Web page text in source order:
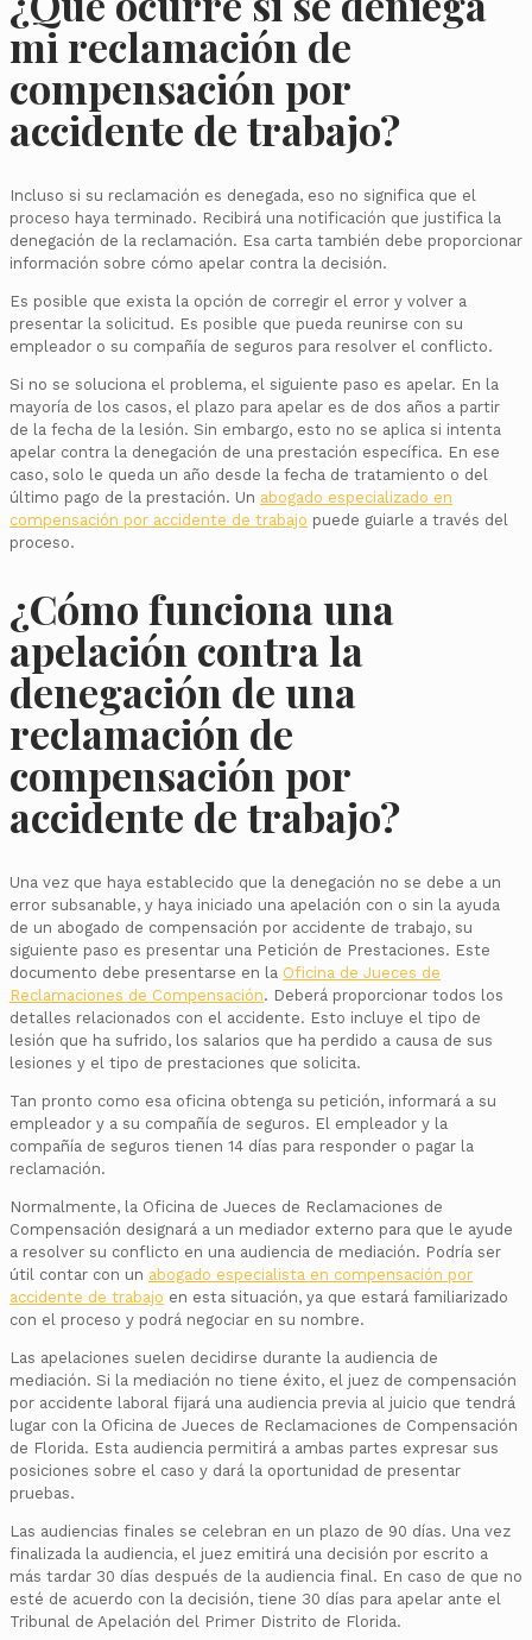
mi reclamación de
compensación por
accidente de trabajo?
Incluso si su reclamación es denegada, eso no significa que el
proceso haya terminado. Recibirá una notificación que justifica la
denegación de la reclamación. Esa carta también debe proporcionar
información sobre cómo apelar contra la decisión.
Es posible que exista la opción de corregir el error y volver a
presentar la solicitud. Es posible que pueda reunirse con su
empleador o su compañía de seguros para resolver el conflicto.
Si no se soluciona el problema, el siguiente paso es apelar. En la
mayoría de los casos, el plazo para apelar es de dos años a partir
de la fecha de la lesión. Sin embargo, esto no se aplica si intenta
apelar contra la denegación de una prestación específica. En ese
caso, solo le queda un año desde la fecha de tratamiento o del
último pago de la prestación. Un abogado especializado en
compensación por accidente de trabajo puede guiarle a través del
proceso.
¿Cómo funciona una
apelación contra la
denegación de una
reclamación de
compensación por
accidente de trabajo?
Una vez que haya establecido que la denegación no se debe a un
error subsanable, y haya iniciado una apelación con o sin la ayuda
de un abogado de compensación por accidente de trabajo, su
siguiente paso es presentar una Petición de Prestaciones. Este
documento debe presentarse en la Oficina de Jueces de
Reclamaciones de Compensación. Deberá proporcionar todos los
detalles relacionados con el accidente. Esto incluye el tipo de
lesión que ha sufrido, los salarios que ha perdido a causa de sus
lesiones y el tipo de prestaciones que solicita.
Tan pronto como esa oficina obtenga su petición, informará a su
empleador y a su compañía de seguros. El empleador y la
compañía de seguros tienen 14 días para responder o pagar la
reclamación.
Normalmente, la Oficina de Jueces de Reclamaciones de
Compensación designará a un mediador externo para que le ayude
a resolver su conflicto en una audiencia de mediación. Podría ser
útil contar con un abogado especialista en compensación por
accidente de trabajo en esta situación, ya que estará familiarizado
con el proceso y podrá negociar en su nombre.
Las apelaciones suelen decidirse durante la audiencia de
mediación. Si la mediación no tiene éxito, el juez de compensación
por accidente laboral fijará una audiencia previa al juicio que tendrá
lugar con la Oficina de Jueces de Reclamaciones de Compensación
de Florida. Esta audiencia permitirá a ambas partes expresar sus
posiciones sobre el caso y dará la oportunidad de presentar
pruebas.
Las audiencias finales se celebran en un plazo de 90 días. Una vez
finalizada la audiencia, el juez emitirá una decisión por escrito a
más tardar 30 días después de la audiencia final. En caso de que no
esté de acuerdo con la decisión, tiene 30 días para apelar ante el
Tribunal de Apelación del Primer Distrito de Florida.